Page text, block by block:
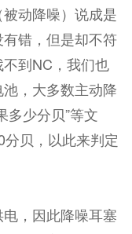
动降噪）说成是
错，但是却不符
到NC，我们也
，大多数主动降
多少分贝”等文
贝，以此来判定
，因此降噪耳塞